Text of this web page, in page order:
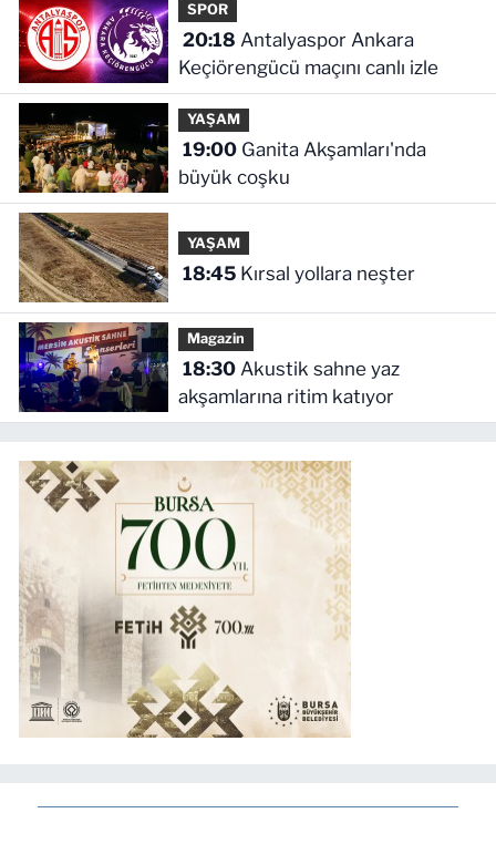
SPOR
20:18
Keçiörengücü maçını canlı izle
YAŞAM
19:00Ganita Akşamları'nda
büyük coşku
YAŞAM
18:45 Kırsal yollara neşter
Magazin
18:30Akustik sahne yaz
akşamlarına ritim katıyor